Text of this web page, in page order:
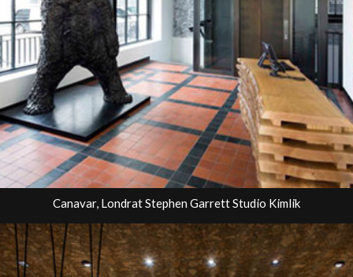
Canavar, Londrat Stephen Garrett Studio Kimlik